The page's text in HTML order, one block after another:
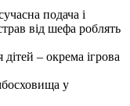
подача і
від шефа роблять
– окрема ігрова
у